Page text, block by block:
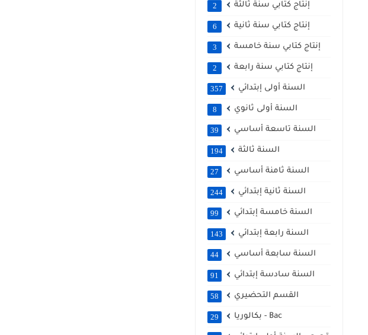
إنتاج كتابي سنة ثالثة 2
إنتاج كتابي سنة ثانية 6
إنتاج كتابي سنة خامسة 3
إنتاج كتابي سنة رابعة 2
السنة أولى إبتدائي 357
السنة أولى ثانوي 8
السنة تاسعة أساسي 39
السنة ثالثة 194
السنة ثامنة أساسي 27
السنة ثانية إبتدائي 244
السنة خامسة إبتدائي 99
السنة رابعة إبتدائي 143
السنة سابعة أساسي 44
السنة سادسة إبتدائي 91
القسم التحضيري 58
بكالوريا - Bac 29